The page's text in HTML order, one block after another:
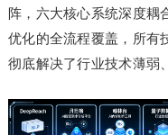
阵，六大核心系统深度耦
优化的全流程覆盖，所有
彻底解决了行业技术薄弱